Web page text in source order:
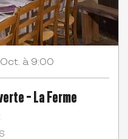
Oct. à 9:00
- La Ferme